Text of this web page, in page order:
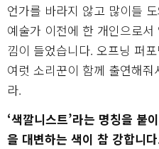
언가를 바라지 않고 많이들
예술가 이전에 한 개인으로
낌이 들었습니다. 오프닝 퍼
여럿 소리꾼이 함께 출연해
라.
‘색깔니스트’라는 명칭을 붙
을 대변하는 색이 참 강합니